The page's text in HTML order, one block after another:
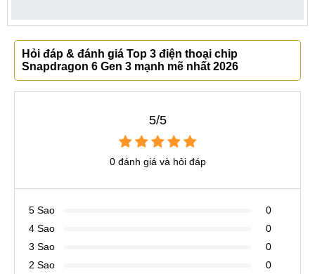
Hỏi đáp & đánh giá Top 3 điện thoại chip
Snapdragon 6 Gen 3 mạnh mẽ nhất 2026
5/5
0 đánh giá và hỏi đáp
5 Sao
0
4 Sao
0
3 Sao
0
2 Sao
0